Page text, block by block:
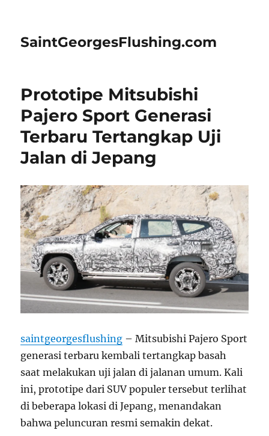
SaintGeorgesFlushing.com
Prototipe Mitsubishi
Pajero Sport Generasi
Terbaru Tertangkap Uji
Jalan di Jepang
saintgeorgesflushing – Mitsubishi Pajero Sport
generasi terbaru kembali tertangkap basah
saat melakukan uji jalan di jalanan umum. Kali
ini, prototipe dari SUV populer tersebut terlihat
di beberapa lokasi di Jepang, menandakan
bahwa peluncuran resmi semakin dekat.